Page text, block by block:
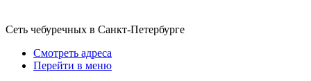
Сеть чебуречных в Санкт-Петербурге
Смотреть адреса
Перейти в меню